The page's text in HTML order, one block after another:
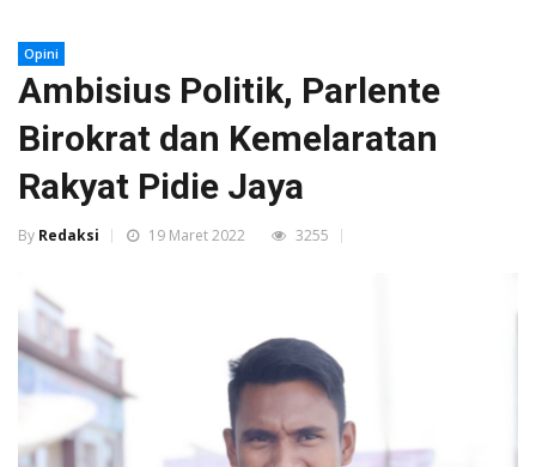
Opini
Ambisius Politik, Parlente
Birokrat dan Kemelaratan
Rakyat Pidie Jaya
By Redaksi 19 Maret 2022 3255